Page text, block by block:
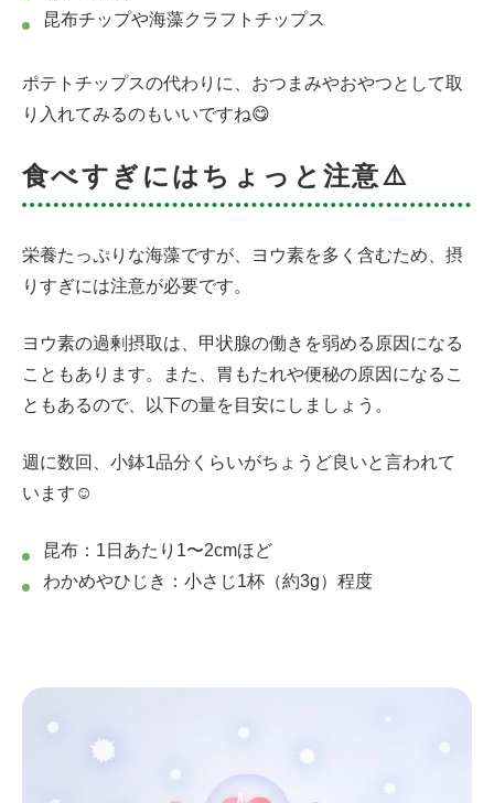
昆布チップや海藻クラフトチップス
ポテトチップスの代わりに、おつまみやおやつとして取
り入れてみるのもいいですね😋
食べすぎにはちょっと注意⚠️
栄養たっぷりな海藻ですが、ヨウ素を多く含むため、摂
りすぎには注意が必要です。
ヨウ素の過剰摂取は、甲状腺の働きを弱める原因になる
こともあります。また、胃もたれや便秘の原因になるこ
ともあるので、以下の量を目安にしましょう。
週に数回、小鉢1品分くらいがちょうど良いと言われて
います☺️
昆布：1日あたり1〜2cmほど
わかめやひじき：小さじ1杯（約3g）程度